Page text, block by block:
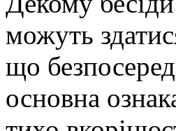
можуть
що
основна